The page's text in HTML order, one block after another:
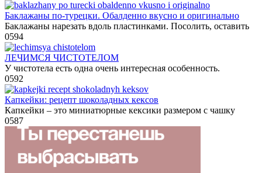
Баклажаны по-турецки. Обалденно вкусно и оригинально
Баклажаны нарезать вдоль пластинками. Посолить, оставить
0594
ЛЕЧИМСЯ ЧИСТОТЕЛОМ
У чистотела есть одна очень интересная особенность.
0592
Капкейки: рецепт шоколадных кексов
Капкейки – это миниатюрные кексики размером с чашку
0587